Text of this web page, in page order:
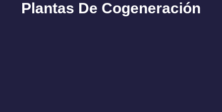
Plantas De Cogeneración